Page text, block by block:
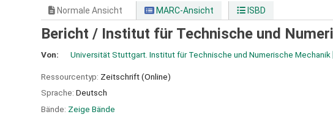
Normale Ansicht MARC-Ansicht ISBD
Bericht / Institut für Technische und
Von: Universität Stuttgart. Institut für Technische und Numerische Mechanik
Ressourcentyp: Zeitschrift (Online)
Sprache: Deutsch
Bände: Zeige Bände